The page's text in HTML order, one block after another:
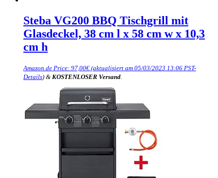
Steba VG200 BBQ Tischgrill mit
Glasdeckel, 38 cm l x 58 cm w x 10,3
cm h
Amazon.de Price: 97,00€ (aktualisiert am 05/03/2023 13:06 PST-
Details) & KOSTENLOSER Versand.